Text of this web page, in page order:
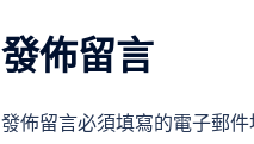
發佈留言
發佈留言必須填寫的電子郵件